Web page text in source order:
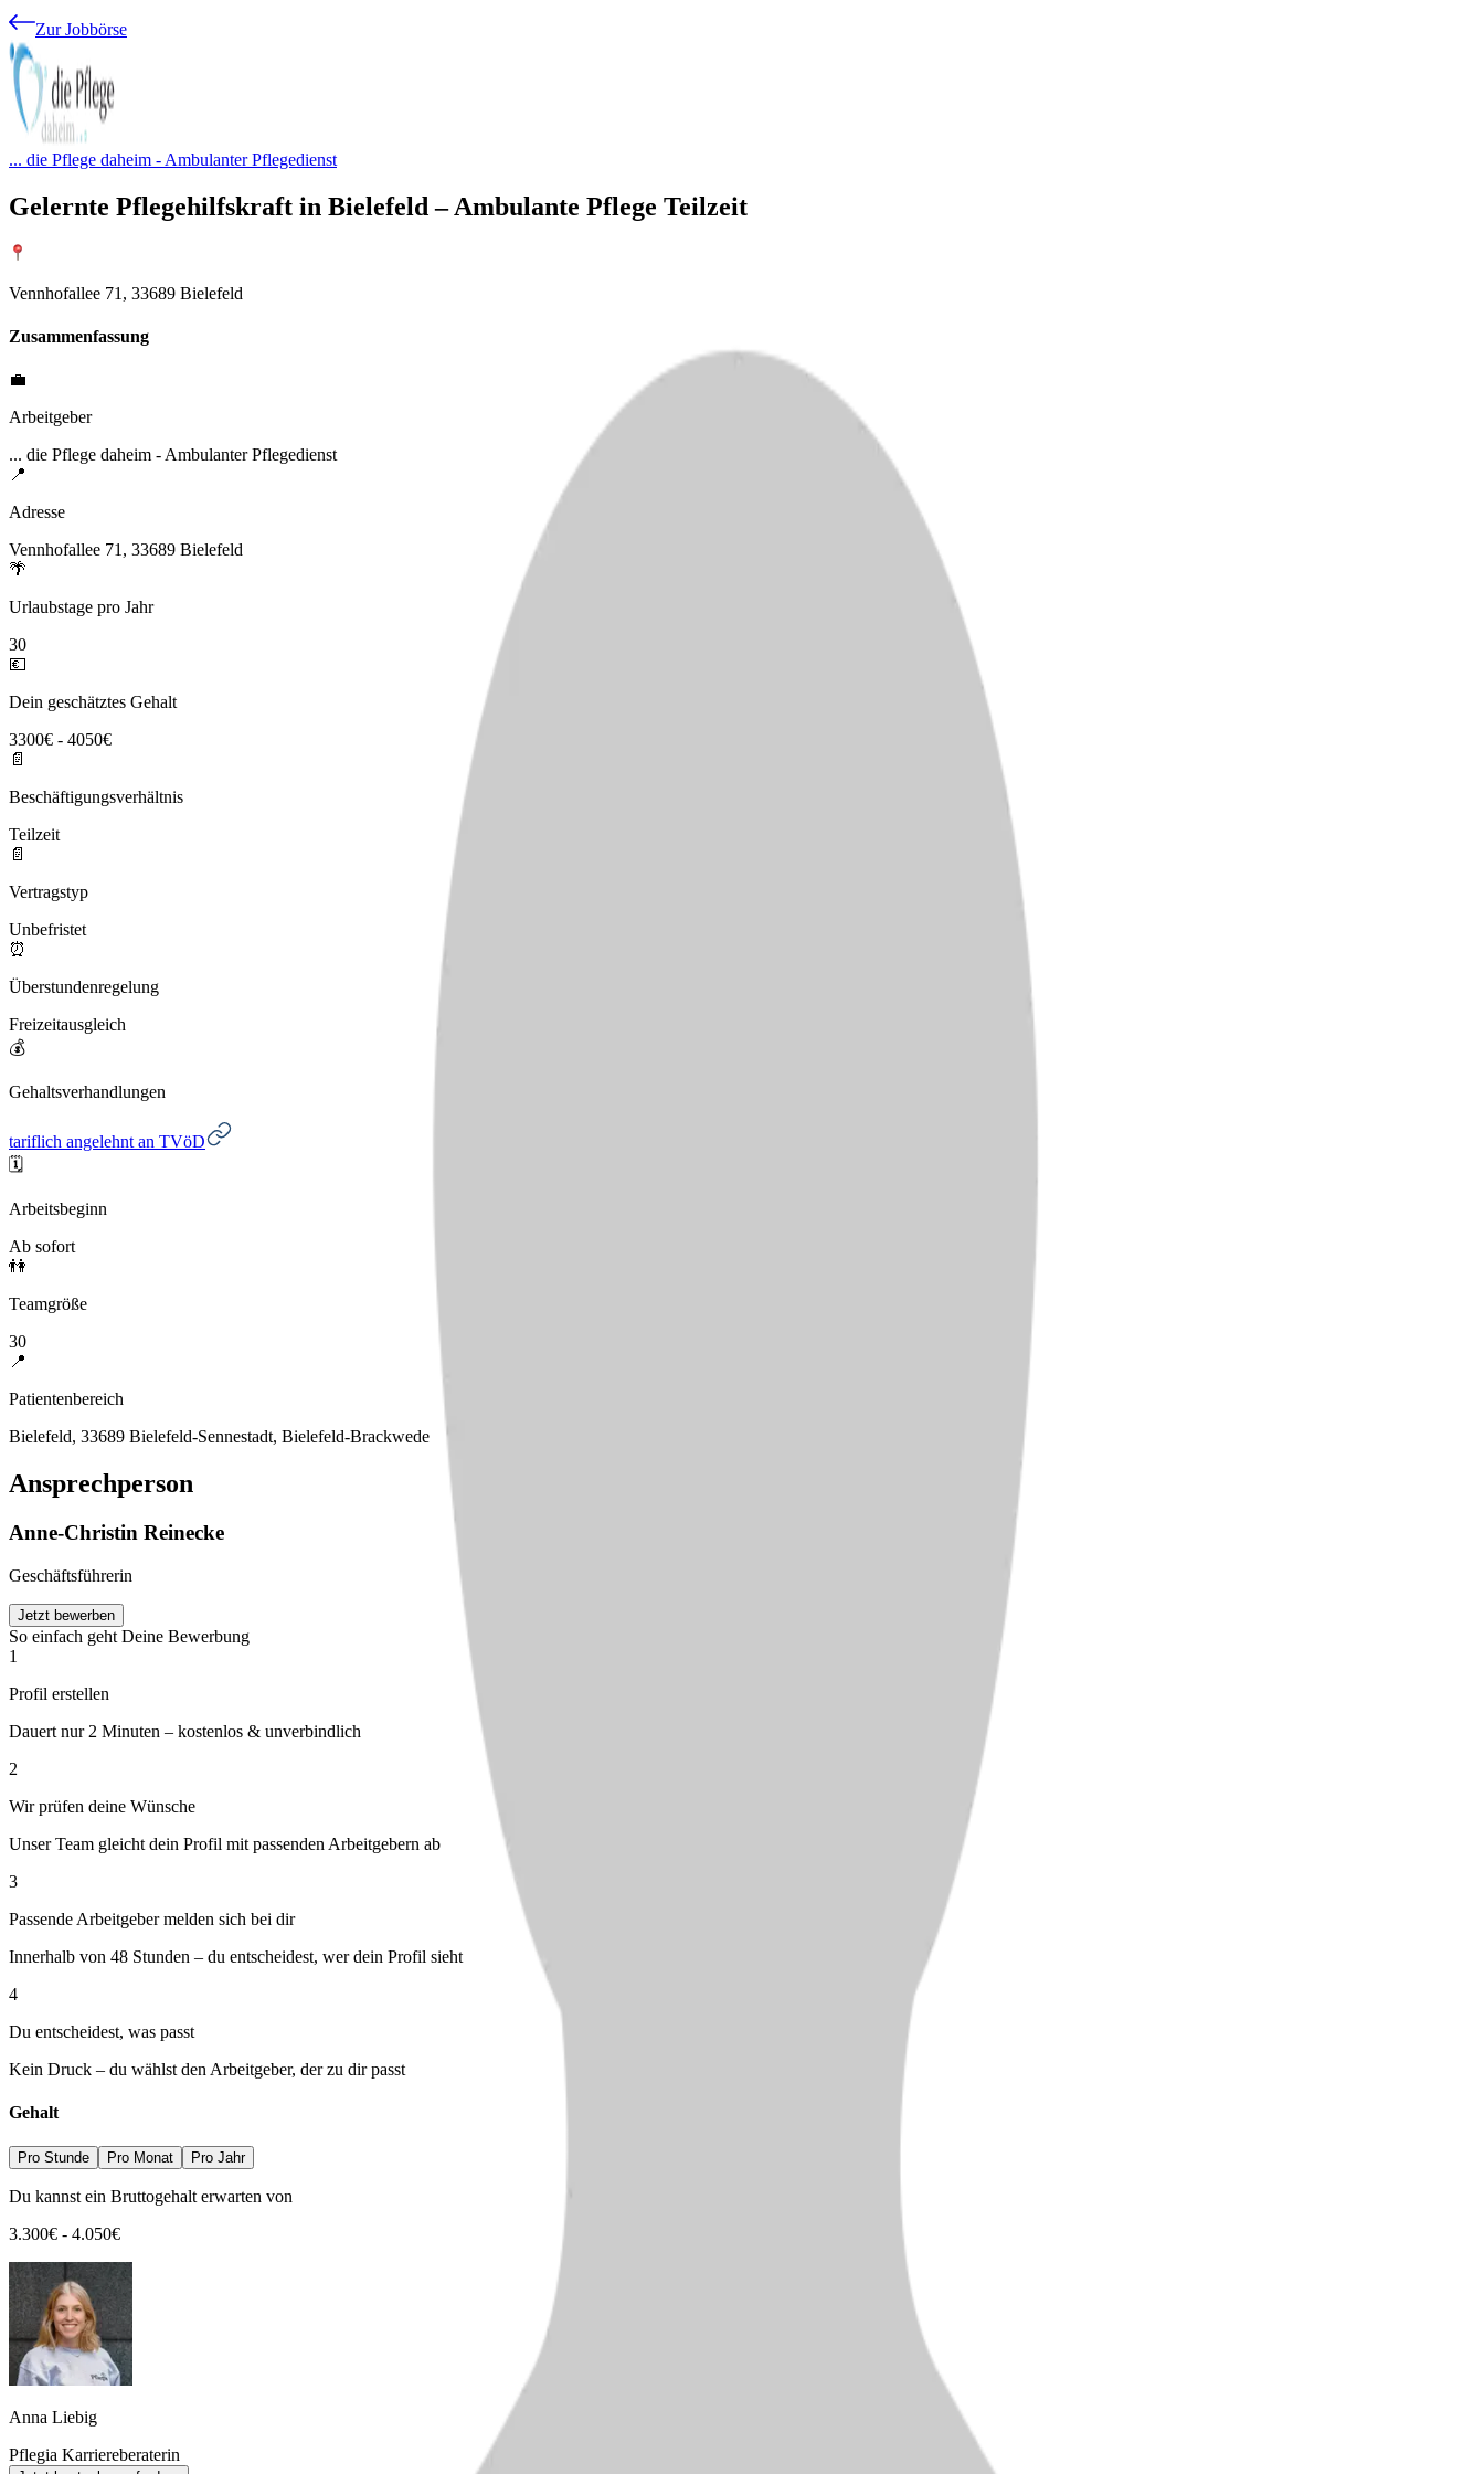
Zur Jobbörse
... die Pflege daheim - Ambulanter Pflegedienst
Gelernte Pflegehilfskraft in Bielefeld – Ambulante Pflege Teilzeit
Vennhofallee 71, 33689 Bielefeld
Zusammenfassung
💼
Arbeitgeber
... die Pflege daheim - Ambulanter Pflegedienst
📍
Adresse
Vennhofallee 71, 33689 Bielefeld
🌴
Urlaubstage pro Jahr
30
💶
Dein geschätztes Gehalt
3300€ - 4050€
📄
Beschäftigungsverhältnis
Teilzeit
📄
Vertragstyp
Unbefristet
⏰
Überstundenregelung
Freizeitausgleich
💰
Gehaltsverhandlungen
tariflich angelehnt an TVöD
🗓️
Arbeitsbeginn
Ab sofort
👫
Teamgröße
30
📍
Patientenbereich
Bielefeld, 33689 Bielefeld-Sennestadt, Bielefeld-Brackwede
Ansprechperson
Anne-Christin Reinecke
Geschäftsführerin
Jetzt bewerben
So einfach geht Deine Bewerbung
1
Profil erstellen
Dauert nur 2 Minuten – kostenlos & unverbindlich
2
Wir prüfen deine Wünsche
Unser Team gleicht dein Profil mit passenden Arbeitgebern ab
3
Passende Arbeitgeber melden sich bei dir
Innerhalb von 48 Stunden – du entscheidest, wer dein Profil sieht
4
Du entscheidest, was passt
Kein Druck – du wählst den Arbeitgeber, der zu dir passt
Gehalt
Pro Stunde Pro Monat Pro Jahr
Du kannst ein Bruttogehalt erwarten von
3.300€ - 4.050€
Anna Liebig
Pflegia Karriereberaterin